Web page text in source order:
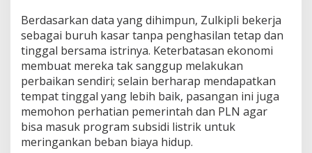
D
A
P
A
T
T
T
K
T
Berdasarkan data yang dihimpun, Zulkipli bekerja
sebagai buruh kasar tanpa penghasilan tetap dan
tinggal bersama istrinya. Keterbatasan ekonomi
membuat mereka tak sanggup melakukan
perbaikan sendiri; selain berharap mendapatkan
tempat tinggal yang lebih baik, pasangan ini juga
memohon perhatian pemerintah dan PLN agar
bisa masuk program subsidi listrik untuk
meringankan beban biaya hidup.